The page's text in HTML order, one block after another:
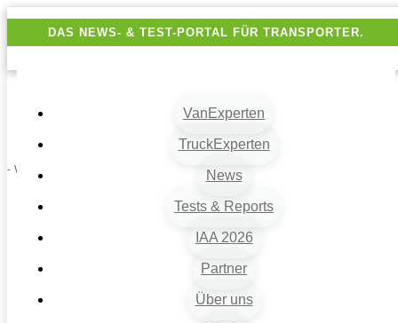
DAS NEWS- & TEST-PORTAL FÜR TRANSPORTER.
VanExperten
TruckExperten
News
Tests & Reports
IAA 2026
Partner
Über uns
- Werbung -